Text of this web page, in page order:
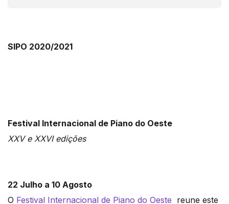
SIPO 2020/2021
Festival Internacional de Piano do Oeste
XXV e XXVI edições
22 Julho a 10 Agosto
O Festival Internacional de Piano do Oeste reune este